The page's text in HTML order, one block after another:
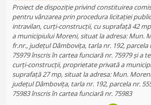
Proiect de dispoziție privind constituirea
pentru vânzarea prin procedura licitației
intravilan, curți-construcții, cu suprafață 42
a municipiului Moreni, situat la adresa: Mun.
fr.nr., județul Dâmbovița, tarla nr. 192, parcela
75979 înscris în cartea funciară nr. 75979 și a
curți-construcții, proprietate privată a
suprafață 27 mp, situat la adresa: Mun.
județul Dâmbovița, tarla nr. 192, parcela nr.
75983 înscris în cartea funciară nr. 75983